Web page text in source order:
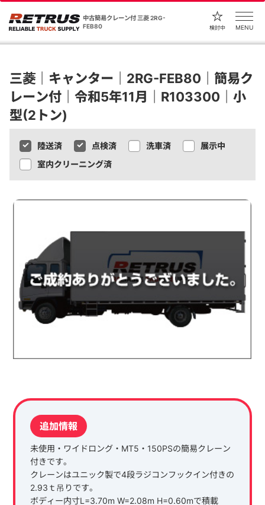
中古簡易クレーン付 三菱 2RG-
FEB80
検討中 MENU
三菱｜キャンター｜2RG-FEB80｜簡易ク
レーン付｜令和5年11月｜R103300｜小
型(2トン)
陸送済 点検済 洗車済
展示中
室内クリーニング済
追加情報
未使用・ワイドロング・MT5・150PSの簡易クレーン
付きです。
クレーンはユニック製で4段ラジコンフックイン付きの
2.93ｔ吊りです。
ボディー内寸L=3.70m W=2.08m H=0.60mで積載